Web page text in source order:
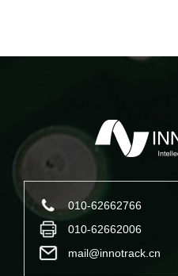
010-62662766
010-62662006
mail@innotrack.cn